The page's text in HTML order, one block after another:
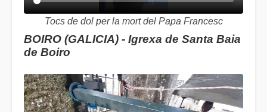
Tocs de dol per la mort del Papa Francesc
BOIRO (GALICIA) - Igrexa de Santa Baia
de Boiro